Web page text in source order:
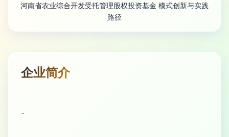
河南省农业综合开发受托管理股权投资基金 模式创新与实践
路径
企业简介
-